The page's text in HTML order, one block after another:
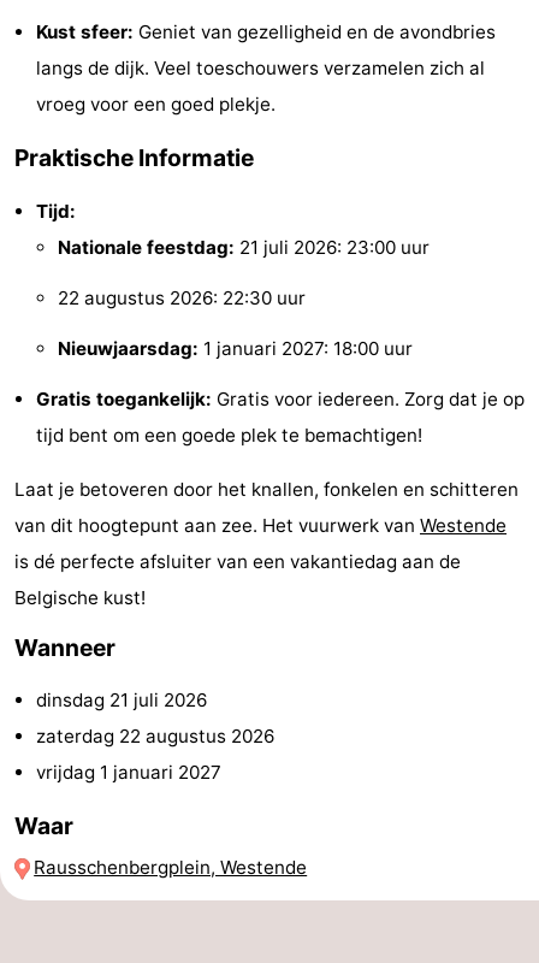
Kerken
-
Uitkijkpunten
Attracties
Speeltuinen
Binnenspeeltuinen
Bowlen
Minigolfbanen
Wellness
Steden
Natuur
Sporten
Fietsen
-
Wandelen
-
Paardrijden
-
Golfbanen
-
Kust sfeer: Geniet van gezelligheid en de avondbries
langs de dijk. Veel toeschouwers verzamelen zich al
vroeg voor een goed plekje.
Praktische Informatie
Tijd:
Nationale feestdag: 21 juli 2026: 23:00 uur
22 augustus 2026: 22:30 uur
Nieuwjaarsdag: 1 januari 2027: 18:00 uur
Gratis toegankelijk: Gratis voor iedereen. Zorg dat je op
tijd bent om een goede plek te bemachtigen!
Laat je betoveren door het knallen, fonkelen en schitteren
van dit hoogtepunt aan zee. Het vuurwerk van Westende
is dé perfecte afsluiter van een vakantiedag aan de
Belgische kust!
Wanneer
dinsdag 21 juli 2026
zaterdag 22 augustus 2026
vrijdag 1 januari 2027
Waar
Rausschenbergplein, Westende